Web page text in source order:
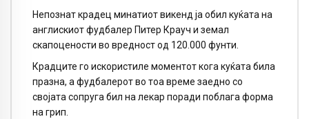
Непознат крадец минатиот викенд ја обил куќата на
англискиот фудбалер Питер Крауч и земал
скапоцености во вредност од 120.000 фунти.
Крадците го искористиле моментот кога куќата била
празна, а фудбалерот во тоа време заедно со
својата сопруга бил на лекар поради поблага форма
на грип.